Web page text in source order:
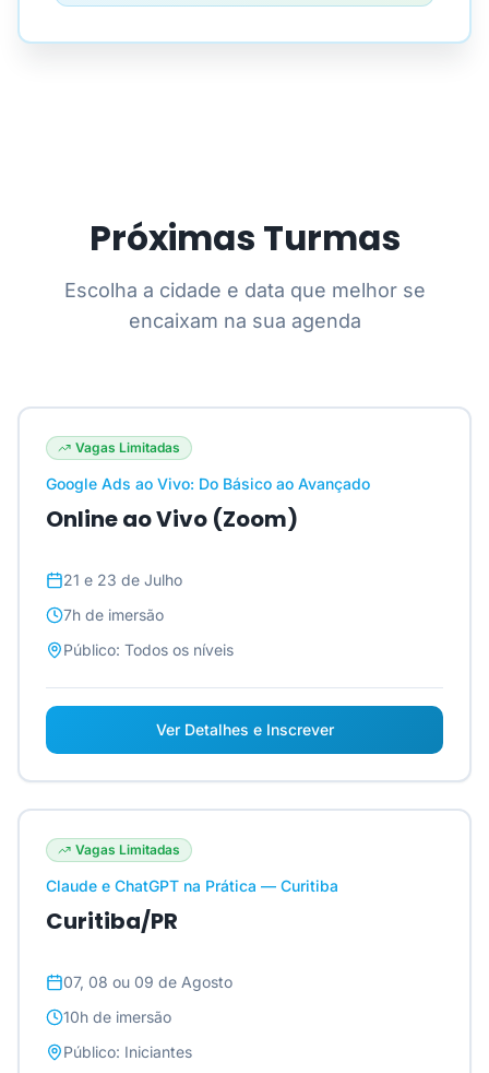
Próximas Turmas
Escolha a cidade e data que melhor se
encaixam na sua agenda
Vagas Limitadas
Google Ads ao Vivo: Do Básico ao Avançado
Online ao Vivo (Zoom)
21 e 23 de Julho
7h de imersão
Público: Todos os níveis
Ver Detalhes e Inscrever
Vagas Limitadas
Claude e ChatGPT na Prática — Curitiba
Curitiba/PR
07, 08 ou 09 de Agosto
10h de imersão
Público: Iniciantes